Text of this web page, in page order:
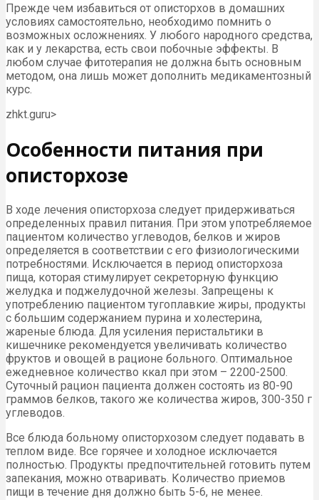
Прежде чем избавиться от описторхов в домашних
условиях самостоятельно, необходимо помнить о
возможных осложнениях. У любого народного средства,
как и у лекарства, есть свои побочные эффекты. В
любом случае фитотерапия не должна быть основным
методом, она лишь может дополнить медикаментозный
курс.
zhkt.guru⁪>
Особенности питания при
описторхозе
В ходе лечения описторхоза следует придерживаться
определенных правил питания. При этом употребляемое
пациентом количество углеводов, белков и жиров
определяется в соответствии с его физиологическими
потребностями. Исключается в период описторхоза
пища, которая стимулирует секреторную функцию
желудка и поджелудочной железы. Запрещены к
употреблению пациентом тугоплавкие жиры, продукты
с большим содержанием пурина и холестерина,
жареные блюда. Для усиления перистальтики в
кишечнике рекомендуется увеличивать количество
фруктов и овощей в рационе больного. Оптимальное
ежедневное количество ккал при этом – 2200-2500.
Суточный рацион пациента должен состоять из 80-90
граммов белков, такого же количества жиров, 300-350 г
углеводов.
Все блюда больному описторхозом следует подавать в
теплом виде. Все горячее и холодное исключается
полностью. Продукты предпочтительней готовить путем
запекания, можно отваривать. Количество приемов
пищи в течение дня должно быть 5-6, не менее.